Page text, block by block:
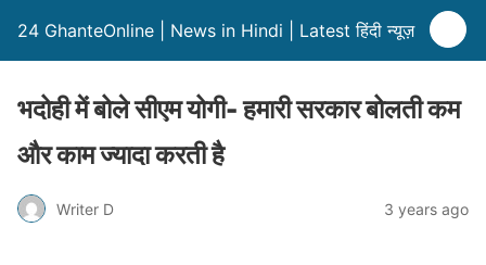
24 GhanteOnline | News in Hindi | Latest हिंदी न्यूज़
भदोही में बोले सीएम योगी- हमारी सरकार बोलती कम
और काम ज्यादा करती है
Writer D 3 years ago